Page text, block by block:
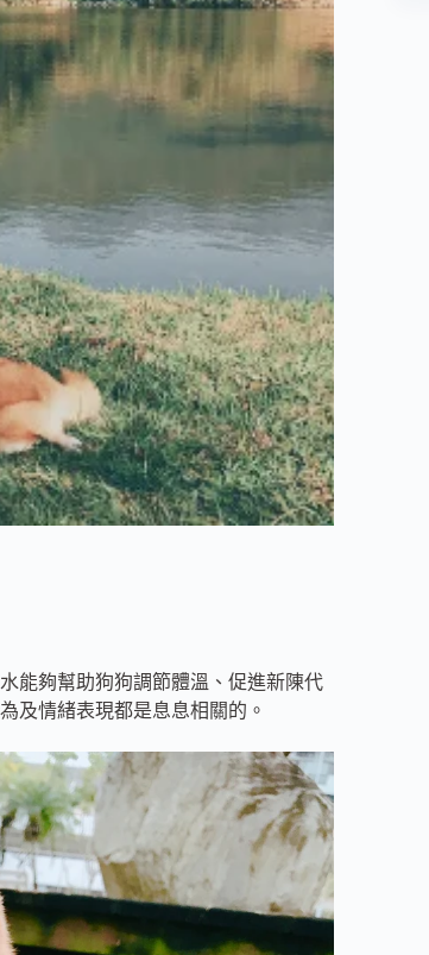
能夠幫助狗狗調節體溫、促進新陳代
及情緒表現都是息息相關的。